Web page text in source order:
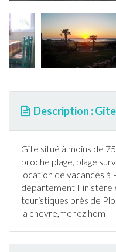
Description :
Gîte situé à moins de
proche plage, plage
location de vacances à
département Finistère
touristiques près de
la chevre,menez hom